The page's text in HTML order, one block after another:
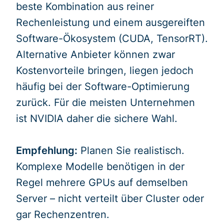
beste Kombination aus reiner
Rechenleistung und einem ausgereiften
Software-Ökosystem (CUDA, TensorRT).
Alternative Anbieter können zwar
Kostenvorteile bringen, liegen jedoch
häufig bei der Software-Optimierung
zurück. Für die meisten Unternehmen
ist NVIDIA daher die sichere Wahl.
Empfehlung: Planen Sie realistisch.
Komplexe Modelle benötigen in der
Regel mehrere GPUs auf demselben
Server – nicht verteilt über Cluster oder
gar Rechenzentren.